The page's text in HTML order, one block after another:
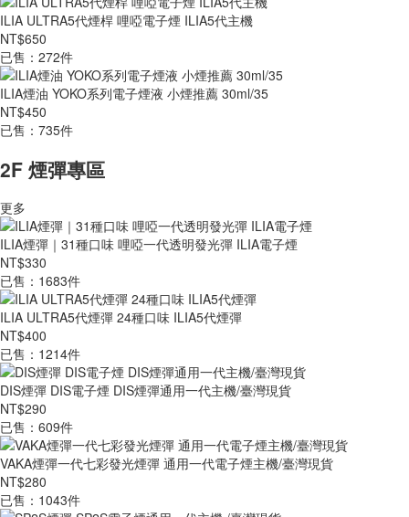
ILIA ULTRA5代煙桿 哩啞電子煙 ILIA5代主機
NT$650
已售：272件
ILIA煙油 YOKO系列電子煙液 小煙推薦 30ml/35
NT$450
已售：735件
2F 煙彈專區
更多
ILIA煙彈｜31種口味 哩啞一代透明發光彈 ILIA電子煙
NT$330
已售：1683件
ILIA ULTRA5代煙彈 24種口味 ILIA5代煙彈
NT$400
已售：1214件
DIS煙彈 DIS電子煙 DIS煙彈通用一代主機/臺灣現貨
NT$290
已售：609件
VAKA煙彈一代七彩發光煙彈 通用一代電子煙主機/臺灣現貨
NT$280
已售：1043件